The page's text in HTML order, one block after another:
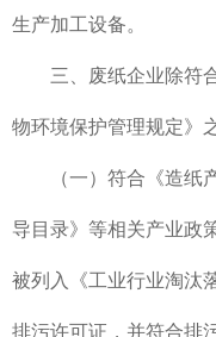
生产加工设备。
三、废纸企业除符合
物环境保护管理规定》
（一）符合《造纸产
导目录》等相关产业政
被列入《工业行业淘汰
排污许可证，并符合排